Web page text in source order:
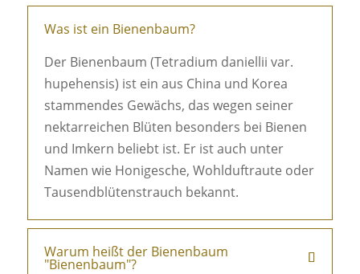
Was ist ein Bienenbaum?
Der Bienenbaum (Tetradium daniellii var.
hupehensis) ist ein aus China und Korea
stammendes Gewächs, das wegen seiner
nektarreichen Blüten besonders bei Bienen
und Imkern beliebt ist. Er ist auch unter
Namen wie Honigesche, Wohlduftraute oder
Tausendblütenstrauch bekannt.
Warum heißt der Bienenbaum
"Bienenbaum"?